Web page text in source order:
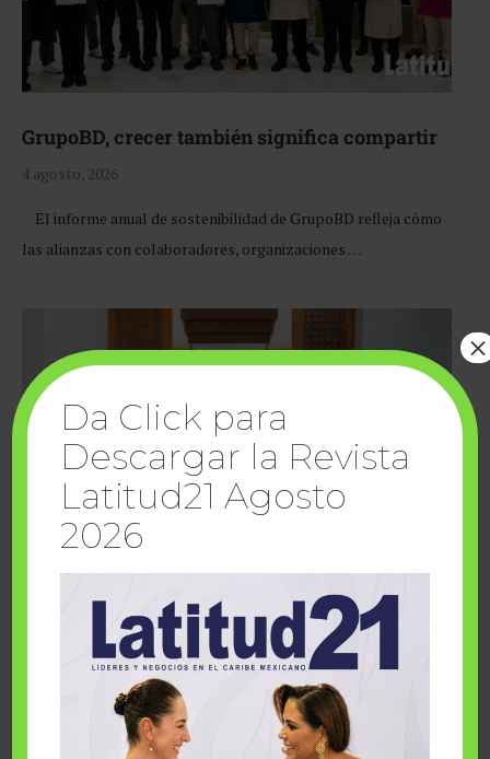
GrupoBD, crecer también significa compartir
4 agosto, 2026
El informe anual de sostenibilidad de GrupoBD refleja cómo
las alianzas con colaboradores, organizaciones …
Cuando la solidaridad inspira; cumplen
sueños Fairmont Mayakoba y Make-A-Wish
Da Click para
Descargar la Revista
Latitud21 Agosto
2026
×